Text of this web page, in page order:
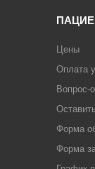
Цены
Оплата
Вопрос-
Форма
Форма